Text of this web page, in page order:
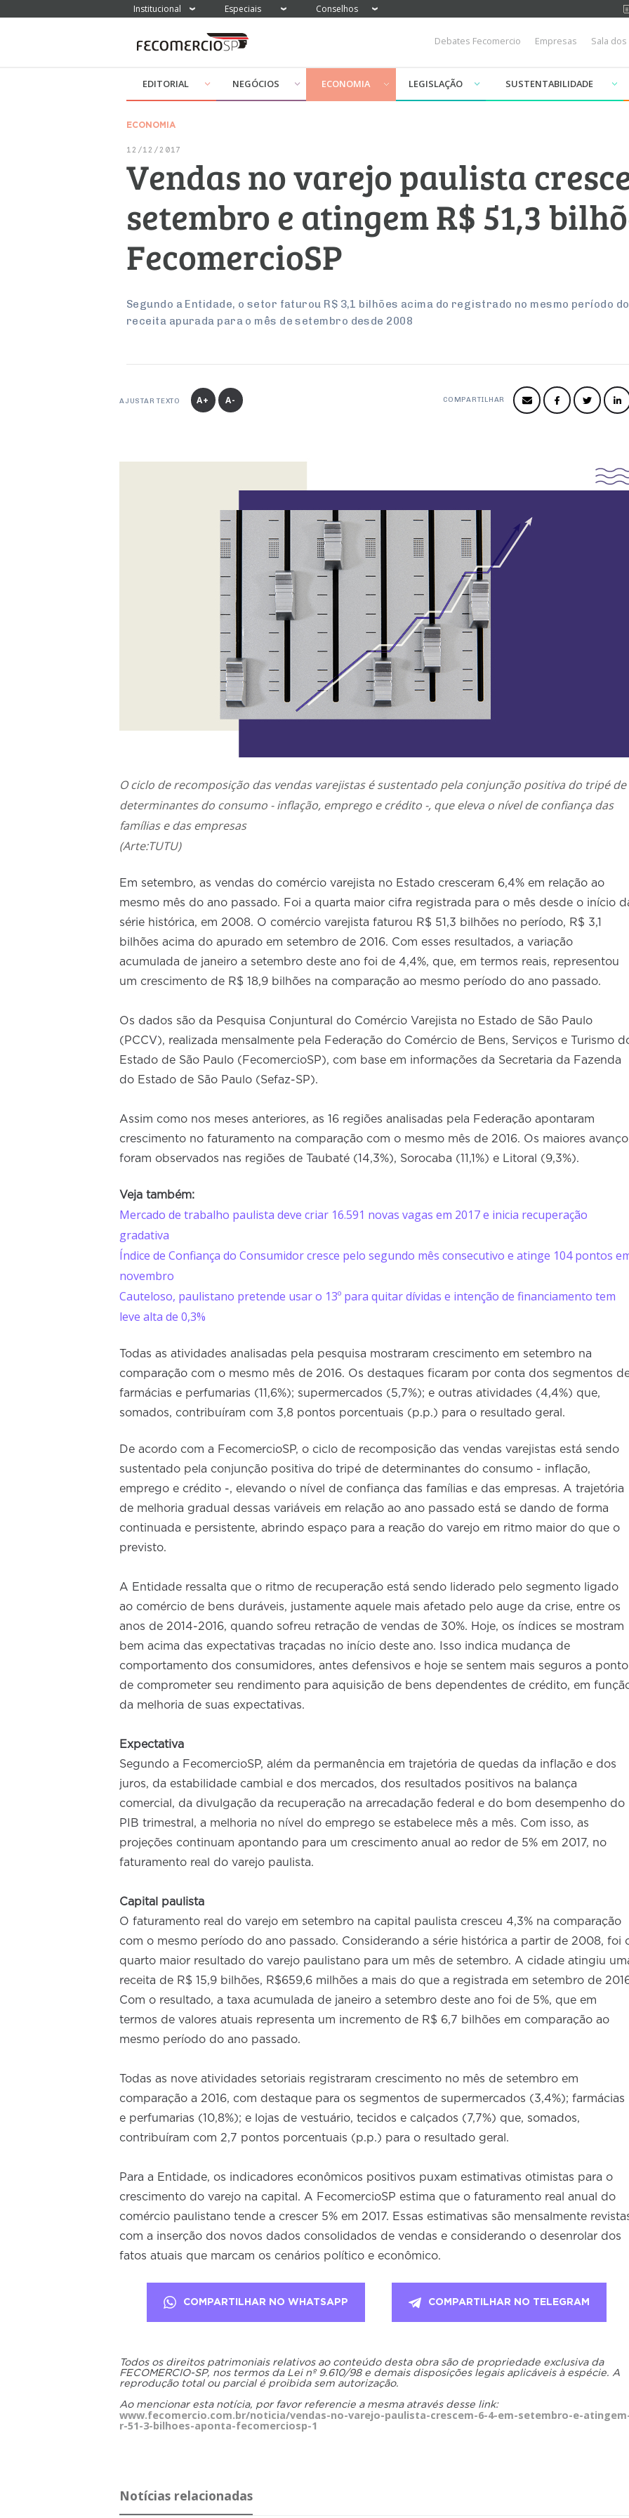
Institucional Especiais Conselhos
Debates Fecomercio Empresas Sala
EDITORIAL NEGÓCIOS ECONOMIA LEGISLAÇÃO SUSTENTABILIDADE
ECONOMIA
12/12/2017
Vendas no varejo paulista
setembro e atingem R$ 51,3
FecomercioSP
Segundo a Entidade, o setor faturou R$ 3,1 bilhões acima do registrado no mesmo período
receita apurada para o mês de setembro desde 2008
AJUSTAR TEXTO A+ A- COMPARTILHAR
O ciclo de recomposição das vendas varejistas é sustentado pela conjunção positiva do tripé de
determinantes do consumo - inflação, emprego e crédito -, que eleva o nível de confiança das
famílias e das empresas
(Arte:TUTU)
Em setembro, as vendas do comércio varejista no Estado cresceram 6,4% em relação ao
mesmo mês do ano passado. Foi a quarta maior cifra registrada para o mês desde o início
série histórica, em 2008. O comércio varejista faturou R$ 51,3 bilhões no período, R$ 3,1
bilhões acima do apurado em setembro de 2016. Com esses resultados, a variação
acumulada de janeiro a setembro deste ano foi de 4,4%, que, em termos reais, representou
um crescimento de R$ 18,9 bilhões na comparação ao mesmo período do ano passado.
Os dados são da Pesquisa Conjuntural do Comércio Varejista no Estado de São Paulo
(PCCV), realizada mensalmente pela Federação do Comércio de Bens, Serviços e Turismo
Estado de São Paulo (FecomercioSP), com base em informações da Secretaria da Fazenda
do Estado de São Paulo (Sefaz-SP).
Assim como nos meses anteriores, as 16 regiões analisadas pela Federação apontaram
crescimento no faturamento na comparação com o mesmo mês de 2016. Os maiores
foram observados nas regiões de Taubaté (14,3%), Sorocaba (11,1%) e Litoral (9,3%).
Veja também:
Mercado de trabalho paulista deve criar 16.591 novas vagas em 2017 e inicia recuperação
gradativa
Índice de Confiança do Consumidor cresce pelo segundo mês consecutivo e atinge 104 pontos
novembro
Cauteloso, paulistano pretende usar o 13º para quitar dívidas e intenção de financiamento tem
leve alta de 0,3%
Todas as atividades analisadas pela pesquisa mostraram crescimento em setembro na
comparação com o mesmo mês de 2016. Os destaques ficaram por conta dos segmentos
farmácias e perfumarias (11,6%); supermercados (5,7%); e outras atividades (4,4%) que,
somados, contribuíram com 3,8 pontos porcentuais (p.p.) para o resultado geral.
De acordo com a FecomercioSP, o ciclo de recomposição das vendas varejistas está sendo
sustentado pela conjunção positiva do tripé de determinantes do consumo - inflação,
emprego e crédito -, elevando o nível de confiança das famílias e das empresas. A trajetória
de melhoria gradual dessas variáveis em relação ao ano passado está se dando de forma
continuada e persistente, abrindo espaço para a reação do varejo em ritmo maior do que o
previsto.
A Entidade ressalta que o ritmo de recuperação está sendo liderado pelo segmento ligado
ao comércio de bens duráveis, justamente aquele mais afetado pelo auge da crise, entre os
anos de 2014-2016, quando sofreu retração de vendas de 30%. Hoje, os índices se mostram
bem acima das expectativas traçadas no início deste ano. Isso indica mudança de
comportamento dos consumidores, antes defensivos e hoje se sentem mais seguros a ponto
de comprometer seu rendimento para aquisição de bens dependentes de crédito, em
da melhoria de suas expectativas.
Expectativa
Segundo a FecomercioSP, além da permanência em trajetória de quedas da inflação e dos
juros, da estabilidade cambial e dos mercados, dos resultados positivos na balança
comercial, da divulgação da recuperação na arrecadação federal e do bom desempenho do
PIB trimestral, a melhoria no nível do emprego se estabelece mês a mês. Com isso, as
projeções continuam apontando para um crescimento anual ao redor de 5% em 2017, no
faturamento real do varejo paulista.
Capital paulista
O faturamento real do varejo em setembro na capital paulista cresceu 4,3% na comparação
com o mesmo período do ano passado. Considerando a série histórica a partir de 2008, foi
quarto maior resultado do varejo paulistano para um mês de setembro. A cidade atingiu
receita de R$ 15,9 bilhões, R$659,6 milhões a mais do que a registrada em setembro de
Com o resultado, a taxa acumulada de janeiro a setembro deste ano foi de 5%, que em
termos de valores atuais representa um incremento de R$ 6,7 bilhões em comparação ao
mesmo período do ano passado.
Todas as nove atividades setoriais registraram crescimento no mês de setembro em
comparação a 2016, com destaque para os segmentos de supermercados (3,4%); farmácias
e perfumarias (10,8%); e lojas de vestuário, tecidos e calçados (7,7%) que, somados,
contribuíram com 2,7 pontos porcentuais (p.p.) para o resultado geral.
Para a Entidade, os indicadores econômicos positivos puxam estimativas otimistas para o
crescimento do varejo na capital. A FecomercioSP estima que o faturamento real anual do
comércio paulistano tende a crescer 5% em 2017. Essas estimativas são mensalmente
com a inserção dos novos dados consolidados de vendas e considerando o desenrolar dos
fatos atuais que marcam os cenários político e econômico.
COMPARTILHAR NO WHATSAPP COMPARTILHAR NO TELEGRAM
Todos os direitos patrimoniais relativos ao conteúdo desta obra são de propriedade exclusiva da
FECOMERCIO-SP, nos termos da Lei nº 9.610/98 e demais disposições legais aplicáveis à espécie. A
reprodução total ou parcial é proibida sem autorização.
Ao mencionar esta notícia, por favor referencie a mesma através desse link:
www.fecomercio.com.br/noticia/vendas-no-varejo-paulista-crescem-6-4-em-setembro-e-
r-51-3-bilhoes-aponta-fecomerciosp-1
Notícias relacionadas